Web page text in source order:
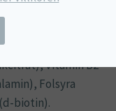
(P-
D-
(mag-
Vitamin B2
Folsyra
biotin).